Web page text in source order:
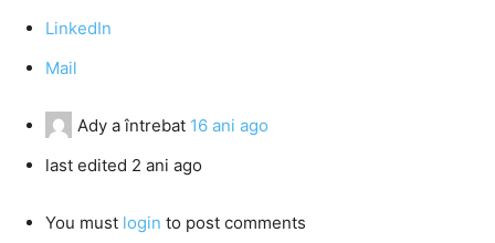
LinkedIn
Mail
Ady a întrebat 16 ani ago
last edited 2 ani ago
You must login to post comments